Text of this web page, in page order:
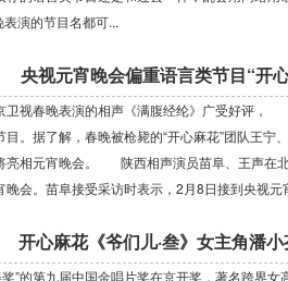
演的节目名都可...
央视元宵晚会偏重语言类节目“开
卫视春晚表演的相声《满腹经纶》广受好评
。据了解，春晚被枪毙的“开心麻花”团队王
亮相元宵晚会。 陕西相声演员苗阜、王声在
会。苗阜接受采访时表示，2月8日接到央视
开心麻花《爷们儿·叁》女主角潘
”的第九届中国金唱片奖在京开奖，著名跨界